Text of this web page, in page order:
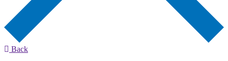
Back